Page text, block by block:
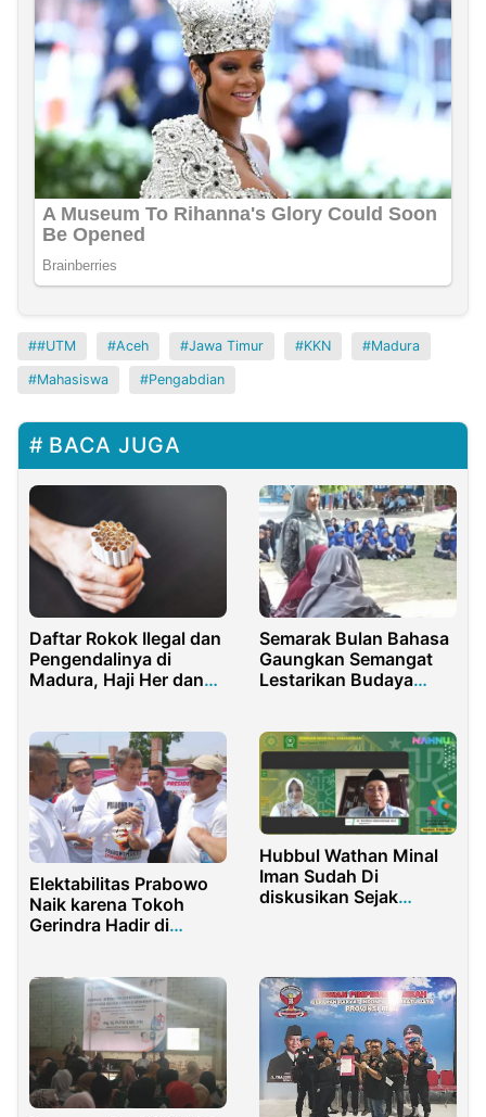
#UTM Aceh Jawa Timur KKN Madura
Mahasiswa Pengabdian
BACA JUGA
Daftar Rokok Ilegal dan
Pengendalinya di
Madura, Haji Her dan
Semarak Bulan Bahasa
Gaungkan Semangat
Lestarikan Budaya
Elektabilitas Prabowo
Naik karena Tokoh
Gerindra Hadir di
Hubbul Wathan Minal
Iman Sudah Di
diskusikan Sejak